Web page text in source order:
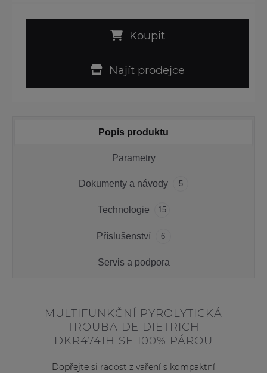
Koupit
Najít prodejce
Popis produktu
Parametry
Dokumenty a návody 5
Technologie 15
Příslušenství 6
Servis a podpora
MULTIFUNKČNÍ PYROLYTICKÁ
TROUBA DE DIETRICH
DKR4741H SE 100% PÁROU
Dopřejte si radost z vaření s kompaktní